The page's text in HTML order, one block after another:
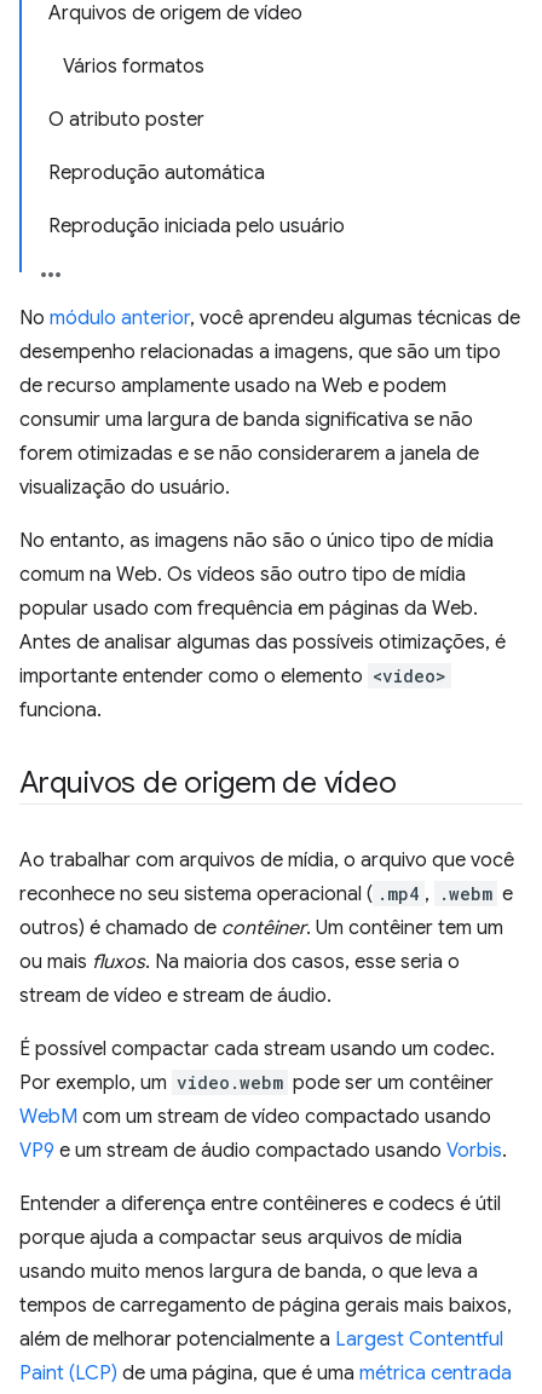
Arquivos de origem de vídeo
Vários formatos
O atributo poster
Reprodução automática
Reprodução iniciada pelo usuário
No módulo anterior, você aprendeu algumas técnicas de
desempenho relacionadas a imagens, que são um tipo
de recurso amplamente usado na Web e podem
consumir uma largura de banda significativa se não
forem otimizadas e se não considerarem a janela de
visualização do usuário.
No entanto, as imagens não são o único tipo de mídia
comum na Web. Os vídeos são outro tipo de mídia
popular usado com frequência em páginas da Web.
Antes de analisar algumas das possíveis otimizações, é
importante entender como o elemento <video>
funciona.
Arquivos de origem de vídeo
Ao trabalhar com arquivos de mídia, o arquivo que você
reconhece no seu sistema operacional ( .mp4 , .webm e
outros) é chamado de contêiner. Um contêiner tem um
ou mais fluxos. Na maioria dos casos, esse seria o
stream de vídeo e stream de áudio.
É possível compactar cada stream usando um codec.
Por exemplo, um video.webm pode ser um contêiner
WebM com um stream de vídeo compactado usando
VP9 e um stream de áudio compactado usando Vorbis.
Entender a diferença entre contêineres e codecs é útil
porque ajuda a compactar seus arquivos de mídia
usando muito menos largura de banda, o que leva a
tempos de carregamento de página gerais mais baixos,
além de melhorar potencialmente a Largest Contentful
Paint (LCP) de uma página, que é uma métrica centrada